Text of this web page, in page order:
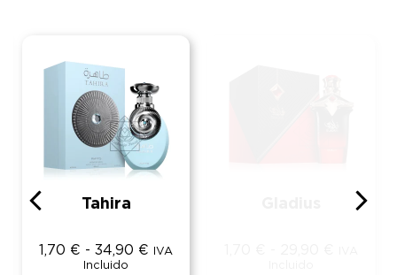
Tahira
1,70 € - 34,90 €
IVA
Incluido